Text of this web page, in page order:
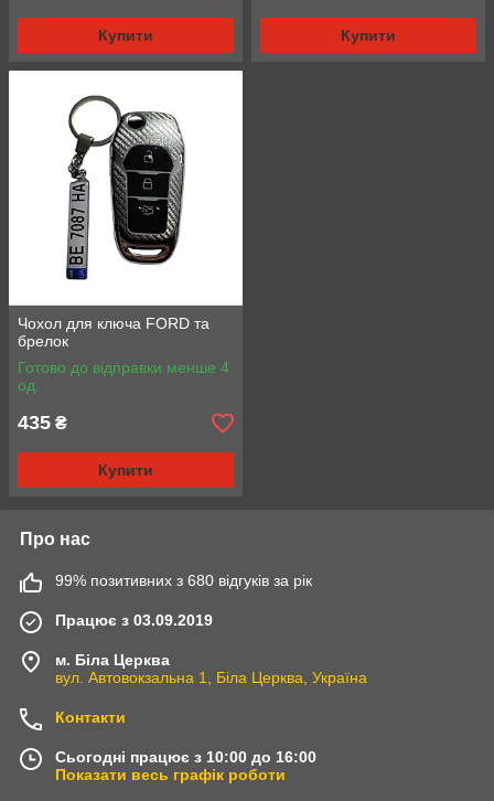
Купити Купити
Чохол для ключа FORD та
брелок
Готово до відправки менше 4
од.
435 ₴
Купити
Про нас
99% позитивних з 680 відгуків за рік
Працює з 03.09.2019
м. Біла Церква
вул. Автовокзальна 1, Біла Церква, Україна
Контакти
Сьогодні працює з 10:00 до 16:00
Показати весь графік роботи